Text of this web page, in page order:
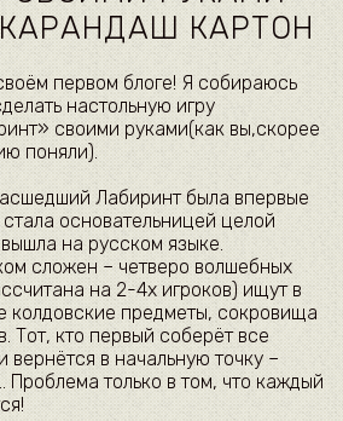
КАРТОН
первом блоге! Я собираюсь
настольную игру
своими руками(как вы,скорее
поняли).
Лабиринт была впервые
основательницей целой
на русском языке.
сложен – четверо волшебных
на 2-4х игроков) ищут в
колдовские предметы, сокровища
Тот, кто первый соберёт все
в начальную точку –
Проблема только в том, что каждый